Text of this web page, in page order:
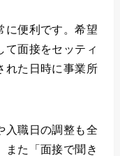
に便利です。希望
て面接をセッティ
れた日時に事業所
入職日の調整も全
また「面接で聞き